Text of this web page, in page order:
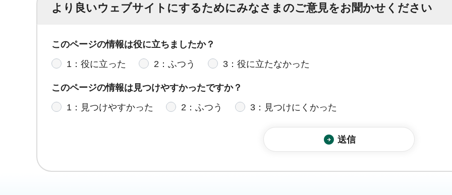
より良いウェブサイトにするためにみなさまのご意見をお聞かせください
このページの情報は役に立ちましたか？
1：役に立った
2：ふつう 3：役に立たなかった
このページの情報は見つけやすかったですか？
1：見つけやすかった
2：ふつう 3：見つけにくかった